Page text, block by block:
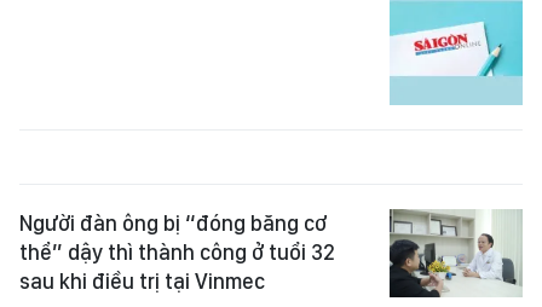
Người đàn ông bị “đóng băng cơ
thể” dậy thì thành công ở tuổi 32
sau khi điều trị tại Vinmec